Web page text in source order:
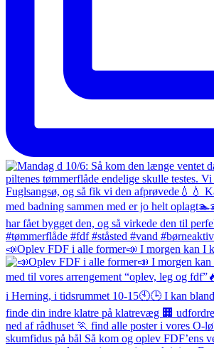
📣Oplev FDF i alle former📣 I morgen kan I